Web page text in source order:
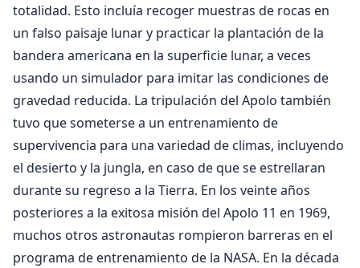
totalidad. Esto incluía recoger muestras de rocas en
un falso paisaje lunar y practicar la plantación de la
bandera americana en la superficie lunar, a veces
usando un simulador para imitar las condiciones de
gravedad reducida. La tripulación del Apolo también
tuvo que someterse a un entrenamiento de
supervivencia para una variedad de climas, incluyendo
el desierto y la jungla, en caso de que se estrellaran
durante su regreso a la Tierra. En los veinte años
posteriores a la exitosa misión del Apolo 11 en 1969,
muchos otros astronautas rompieron barreras en el
programa de entrenamiento de la NASA. En la década